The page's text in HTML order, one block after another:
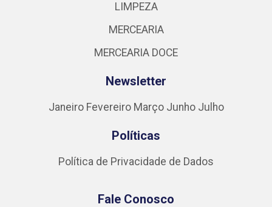
LIMPEZA
MERCEARIA
MERCEARIA DOCE
Newsletter
Janeiro Fevereiro Março Junho Julho
Políticas
Política de Privacidade de Dados
Fale Conosco